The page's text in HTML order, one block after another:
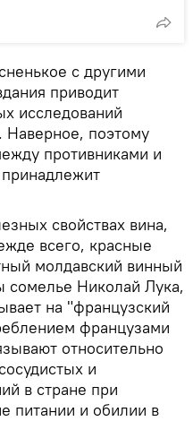
с другими
приводит
исследований
Наверное, поэтому
противниками и
свойствах вина,
всего, красные
молдавский винный
сомелье Николай Лука,
на "французский
французами
относительно
и
в стране при
питании и обилии в